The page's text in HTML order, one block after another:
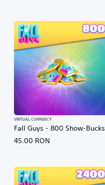
Fall Guys - 800 Show-Bucks
VIRTUAL CURRENCY
45.00 RON